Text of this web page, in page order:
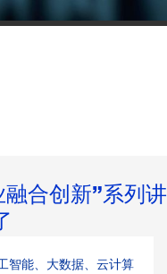
合创新”系列讲
智能、大数据、云计算